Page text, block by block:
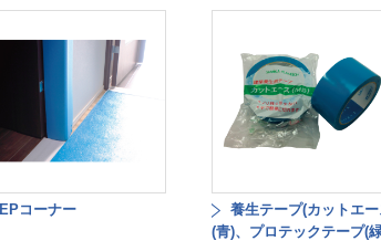
EPコーナー
養生テープ(カットエー
(青)、プロテックテープ(緑